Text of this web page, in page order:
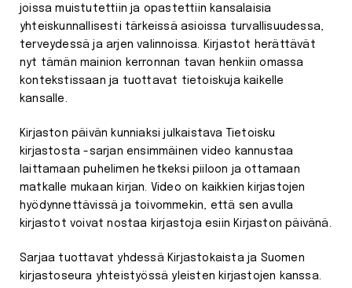
joissa muistutettiin ja opastettiin kansalaisia
yhteiskunnallisesti tärkeissä asioissa turvallisuudessa,
terveydessä ja arjen valinnoissa. Kirjastot herättävät
nyt tämän mainion kerronnan tavan henkiin omassa
kontekstissaan ja tuottavat tietoiskuja kaikelle
kansalle.
Kirjaston päivän kunniaksi julkaistava Tietoisku
kirjastosta -sarjan ensimmäinen video kannustaa
laittamaan puhelimen hetkeksi piiloon ja ottamaan
matkalle mukaan kirjan. Video on kaikkien kirjastojen
hyödynnettävissä ja toivommekin, että sen avulla
kirjastot voivat nostaa kirjastoja esiin Kirjaston päivänä.
Sarjaa tuottavat yhdessä Kirjastokaista ja Suomen
kirjastoseura yhteistyössä yleisten kirjastojen kanssa.